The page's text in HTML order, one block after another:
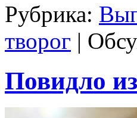
Рубрика:
творог |
Повидло